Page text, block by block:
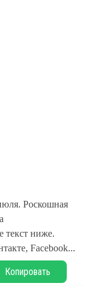
Роскошная
текст ниже.
Facebook...
Копировать